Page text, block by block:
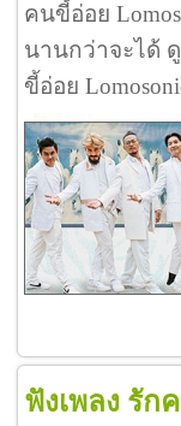
คนขี้อ่อย
นานกว่าจะได้
ขี้อ่อย
ฟังเพลง รัก